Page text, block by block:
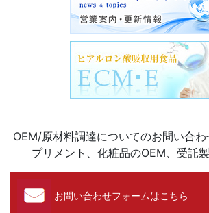
OEM/原材料調達についてのお問い合
プリメント、化粧品のOEM、受託製
お問い合わせフォームはこちら